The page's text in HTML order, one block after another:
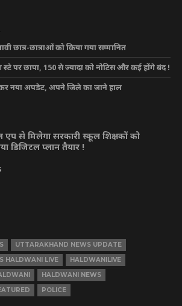
छात्र-छात्राओं को किया गया सम्मानित
पर छापा, 150 से ज्यादा को नोटिस और कई होंगे बंद !
नया अपडेट, अपने जिले का जाने हाल
एप से मिलेगा सरकारी स्कूल शिक्षकों को
डिजिटल प्लान तैयार !
UTTARAKHAND NEWS UPDATE
HALDWANI LIVE
HALDWANILIVE
HALDWANI NEWS
POLICE